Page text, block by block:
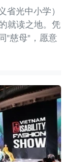
省光中小学）
就读之地。凭
"慈母"，愿意